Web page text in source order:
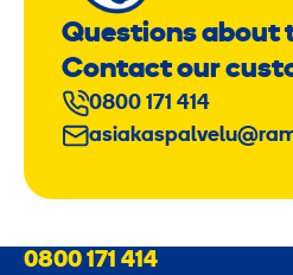
Questions about
Contact our
0800 171 414
0800 171 414